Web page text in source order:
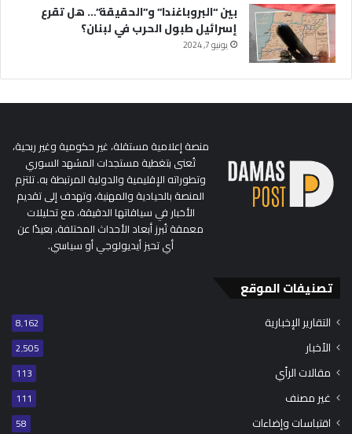
بين “البروباغندا” و”الحقيقة”… هل تقرع
إسرائيل طبول الحرب في لبنان؟
يونيو 7, 2024
منصة إعلامية مستقلة، غير حكومية وغير ربحية،
تُعنى بتغطية مستجدات المشهد السوري
وتطوراته الإقليمية والدولية المرتبطة به. تلتزم
المنصة بالحيادية والمهنية، وتهدف إلى تقديم
الأخبار في سياقاتها الدقيقة، مع تحليلات
معمقة تُبرز أبعاد الأحداث المختلفة، بعيدًا عن
أي تحيز أيديولوجي أو سياسي.
تصنيفات الموقع
التقارير الإخبارية 8٬162
الأخبار 2٬505
مقالات الرأي 113
غير مصنف 111
اقتباسات وإضاءات 58